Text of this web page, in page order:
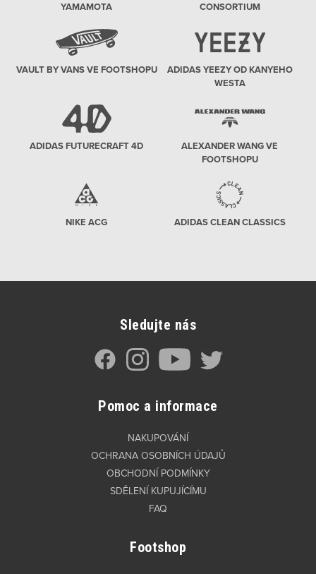
YAMAMOTA
CONSORTIUM
VAULT BY VANS VE FOOTSHOPU
ADIDAS YEEZY OD KANYEHO
WESTA
ADIDAS FUTURECRAFT 4D
ALEXANDER WANG VE
FOOTSHOPU
NIKE ACG ADIDAS CLEAN CLASSICS
Sledujte nás
Pomoc a informace
NAKUPOVÁNÍ
OCHRANA OSOBNÍCH ÚDAJŮ
OBCHODNÍ PODMÍNKY
SDĚLENÍ KUPUJÍCÍMU
FAQ
Footshop